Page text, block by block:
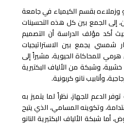
بقسم الكيمياء في جامعة
إلى الجمع بين كل هذه التحسينات
أكد مؤلف الدراسة أن التصميم
شمسي يجمع بين الاستراتيجيات
للمحاكاة الحيوية، مشيراً إلى
وشبكة من الألياف البكتيرية
وأنابيب نانو كربونية.
الدعم للجهاز، نظراً لما يتميز به
وتكوينه المسامي، الذي يتيح
شبكة الألياف البكتيرية النانو